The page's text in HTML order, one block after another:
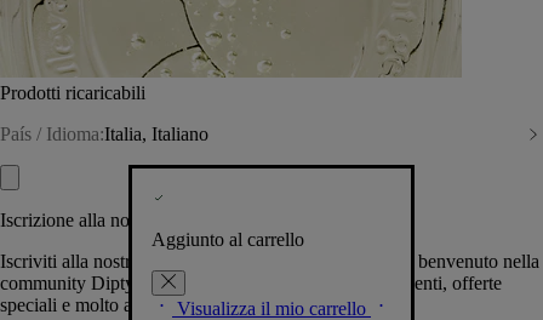
Prodotti ricaricabili
País / Idioma:Italia, Italiano
Aggiunto al carrello
Visualizza il mio carrello
Iscrizione alla nostra Newsletter
Iscriviti alla nostra newsletter per permetterci di darti il benvenuto nella
community Diptyque e tenerti al corrente su novità, eventi, offerte
speciali e molto altro.